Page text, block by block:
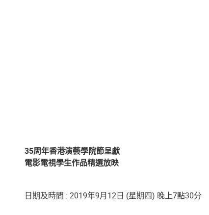
35周年香港演藝學院節呈獻
電影電視學生作品精選放映
日期及時間 : 2019年9月12日 (星期四) 晚上7點30分